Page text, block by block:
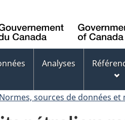
Analyses
Normes, sources de données et